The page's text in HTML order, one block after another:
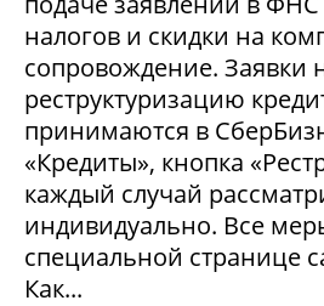
налогов и скидки на
сопровождение. Заявки
реструктуризацию
принимаются в
«Кредиты», кнопка
каждый случай
индивидуально. Все
специальной странице
Как...